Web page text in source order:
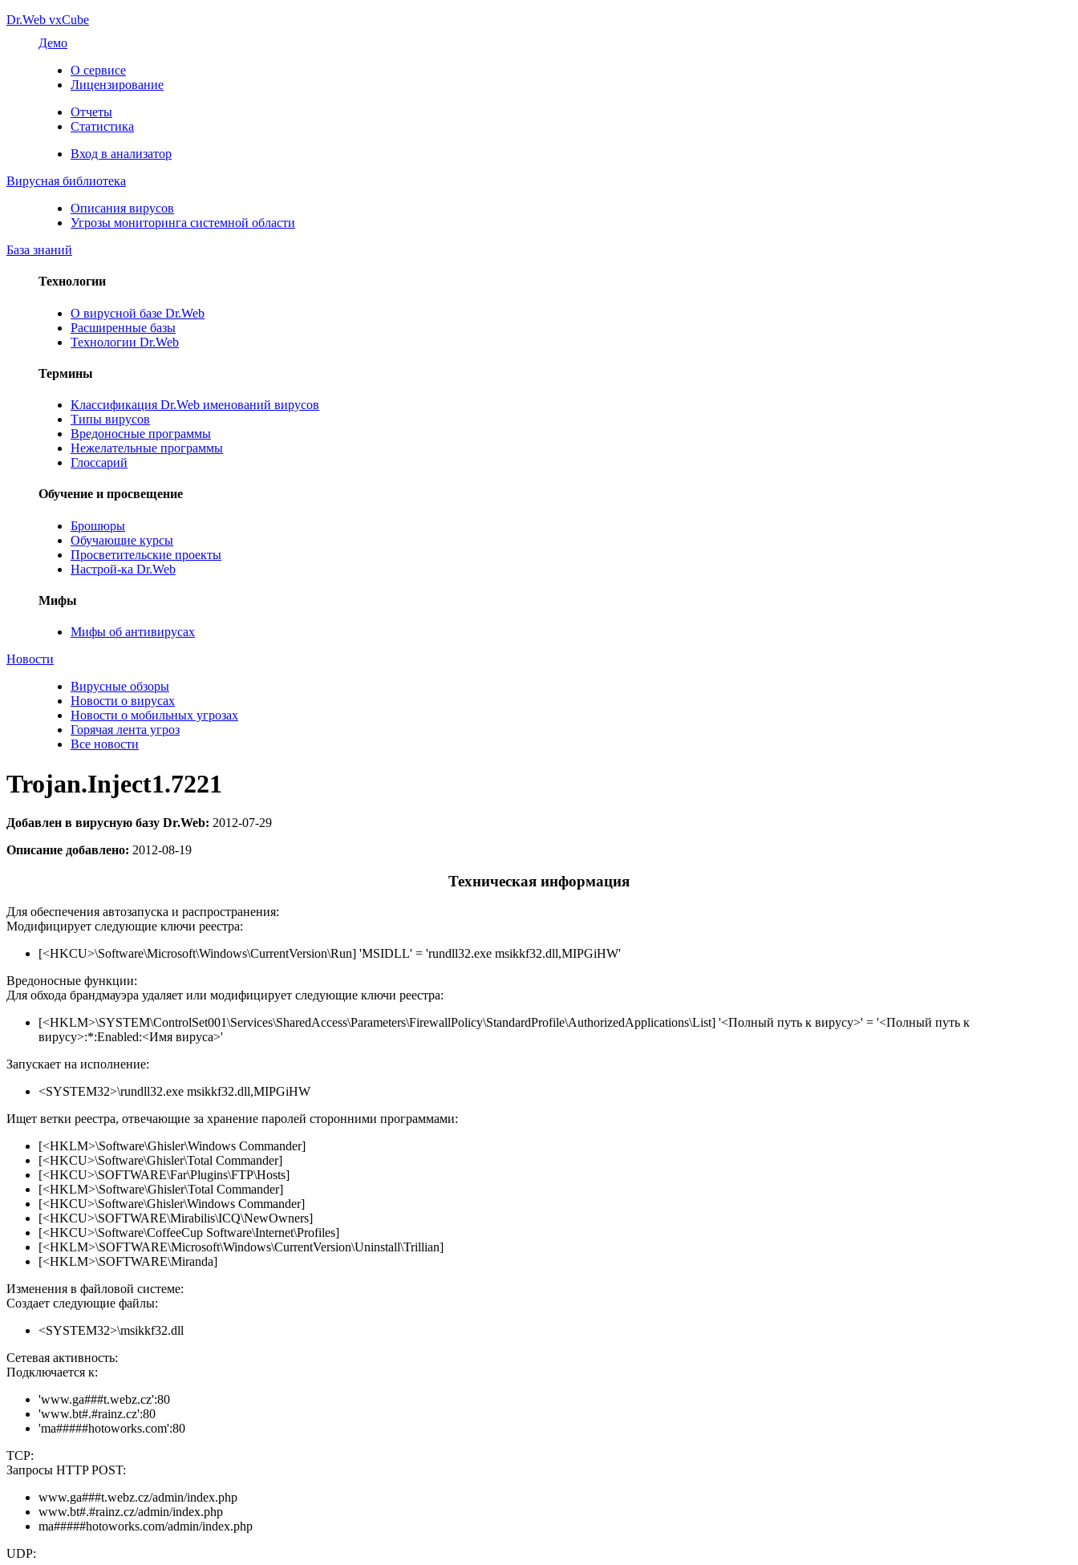
Dr.Web vxCube
Демо
О сервисе
Лицензирование
Отчеты
Статистика
Вход в анализатор
Вирусная библиотека
Описания вирусов
Угрозы мониторинга системной области
База знаний
Технологии
О вирусной базе Dr.Web
Расширенные базы
Технологии Dr.Web
Термины
Классификация Dr.Web именований вирусов
Типы вирусов
Вредоносные программы
Нежелательные программы
Глоссарий
Обучение и просвещение
Брошюры
Обучающие курсы
Просветительские проекты
Настрой-ка Dr.Web
Мифы
Мифы об антивирусах
Новости
Вирусные обзоры
Новости о вирусах
Новости о мобильных угрозах
Горячая лента угроз
Все новости
Trojan.Inject1.7221
Добавлен в вирусную базу Dr.Web: 2012-07-29
Описание добавлено: 2012-08-19
Техническая информация
Для обеспечения автозапуска и распространения:
Модифицирует следующие ключи реестра:
[<HKCU>\Software\Microsoft\Windows\CurrentVersion\Run] 'MSIDLL' = 'rundll32.exe msikkf32.dll,MIPGiHW'
Вредоносные функции:
Для обхода брандмауэра удаляет или модифицирует следующие ключи реестра:
[<HKLM>\SYSTEM\ControlSet001\Services\SharedAccess\Parameters\FirewallPolicy\StandardProfile\AuthorizedApplications\List] '<Полный путь к вирусу>' = '<Полный путь к
вирусу>:*:Enabled:<Имя вируса>'
Запускает на исполнение:
<SYSTEM32>\rundll32.exe msikkf32.dll,MIPGiHW
Ищет ветки реестра, отвечающие за хранение паролей сторонними программами:
[<HKLM>\Software\Ghisler\Windows Commander]
[<HKCU>\Software\Ghisler\Total Commander]
[<HKCU>\SOFTWARE\Far\Plugins\FTP\Hosts]
[<HKLM>\Software\Ghisler\Total Commander]
[<HKCU>\Software\Ghisler\Windows Commander]
[<HKCU>\SOFTWARE\Mirabilis\ICQ\NewOwners]
[<HKCU>\Software\CoffeeCup Software\Internet\Profiles]
[<HKLM>\SOFTWARE\Microsoft\Windows\CurrentVersion\Uninstall\Trillian]
[<HKLM>\SOFTWARE\Miranda]
Изменения в файловой системе:
Создает следующие файлы:
<SYSTEM32>\msikkf32.dll
Сетевая активность:
Подключается к:
'www.ga###t.webz.cz':80
'www.bt#.#rainz.cz':80
'ma#####hotoworks.com':80
TCP:
Запросы HTTP POST:
www.ga###t.webz.cz/admin/index.php
www.bt#.#rainz.cz/admin/index.php
ma#####hotoworks.com/admin/index.php
UDP: